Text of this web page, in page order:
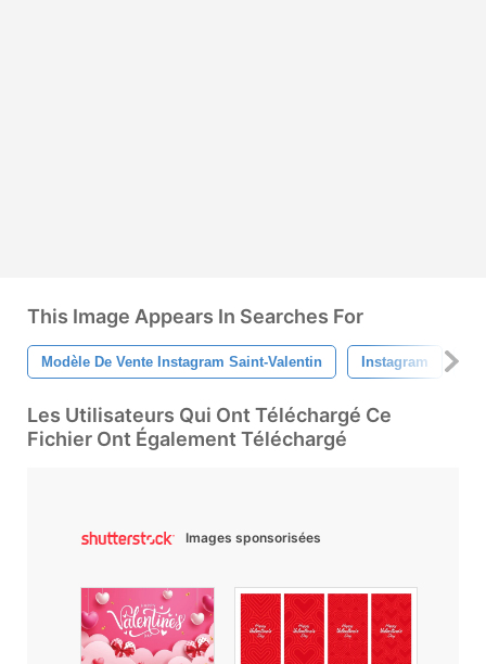
This Image Appears In Searches For
Modèle De Vente Instagram Saint-Valentin Instagram
Les Utilisateurs Qui Ont Téléchargé Ce
Fichier Ont Également Téléchargé
Images sponsorisées